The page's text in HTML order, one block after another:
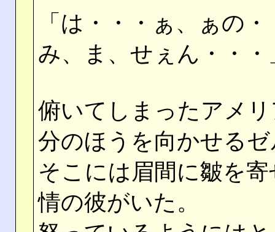
「は・・・ぁ、ぁの
み、ま、せぇん・・・
俯いてしまったアメ
分のほうを向かせる
そこには眉間に皺を
情の彼がいた。